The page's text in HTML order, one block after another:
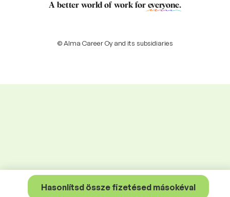
Hasonlítsd össze fizetésed másokéval
A better world of work for everyone.
© Alma Career Oy and its subsidiaries